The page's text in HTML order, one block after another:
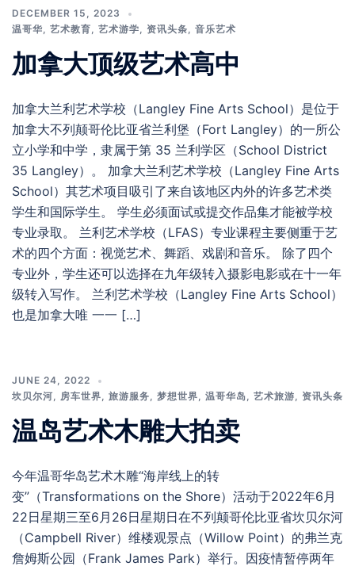
DECEMBER 15, 2023
温哥华, 艺术教育, 艺术游学, 资讯头条, 音乐艺术
加拿大顶级艺术高中
加拿大兰利艺术学校（Langley Fine Arts School）是位于
加拿大不列颠哥伦比亚省兰利堡（Fort Langley）的一所公
立小学和中学，隶属于第 35 兰利学区（School District
35 Langley）。 加拿大兰利艺术学校（Langley Fine Arts
School）其艺术项目吸引了来自该地区内外的许多艺术类
学生和国际学生。 学生必须面试或提交作品集才能被学校
专业录取。 兰利艺术学校（LFAS）专业课程主要侧重于艺
术的四个方面：视觉艺术、舞蹈、戏剧和音乐。 除了四个
专业外，学生还可以选择在九年级转入摄影电影或在十一年
级转入写作。 兰利艺术学校（Langley Fine Arts School）
也是加拿大唯 一一 […]
JUNE 24, 2022
坎贝尔河, 房车世界, 旅游服务, 梦想世界, 温哥华岛, 艺术旅游, 资讯头条
温岛艺术木雕大拍卖
今年温哥华岛艺术木雕“海岸线上的转
变”（Transformations on the Shore）活动于2022年6月
22日星期三至6月26日星期日在不列颠哥伦比亚省坎贝尔河
（Campbell River）维楼观景点（Willow Point）的弗兰克
詹姆斯公园（Frank James Park）举行。因疫情暂停两年